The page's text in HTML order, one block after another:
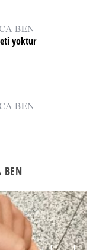
BEN
yoktur
BEN
BEN